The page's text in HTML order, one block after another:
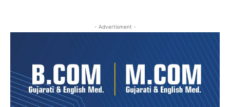
- Advertisment -